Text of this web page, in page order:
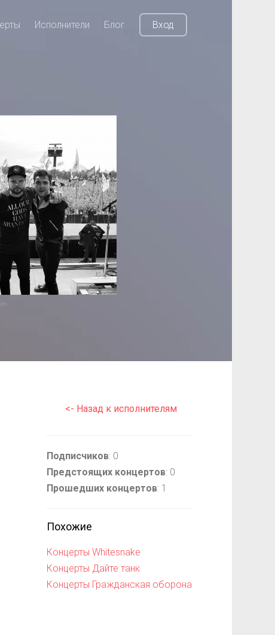
Исполнители Блог Вход
<- Назад к исполнителям
Подписчиков: 0
Предстоящих концертов: 0
Прошедших концертов: 1
Похожие
Концерты Whitesnake
Концерты Дайте танк
Концерты Гражданская оборона